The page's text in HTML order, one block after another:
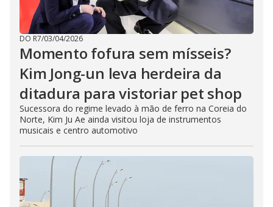
DO R7/03/04/2026
Momento fofura sem mísseis?
Kim Jong-un leva herdeira da
ditadura para vistoriar pet shop
Sucessora do regime levado à mão de ferro na Coreia do
Norte, Kim Ju Ae ainda visitou loja de instrumentos
musicais e centro automotivo